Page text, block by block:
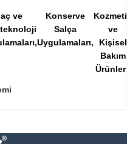
ve
Konserve
Salça
Uygulamaları
ve
Kişisel
Bakım